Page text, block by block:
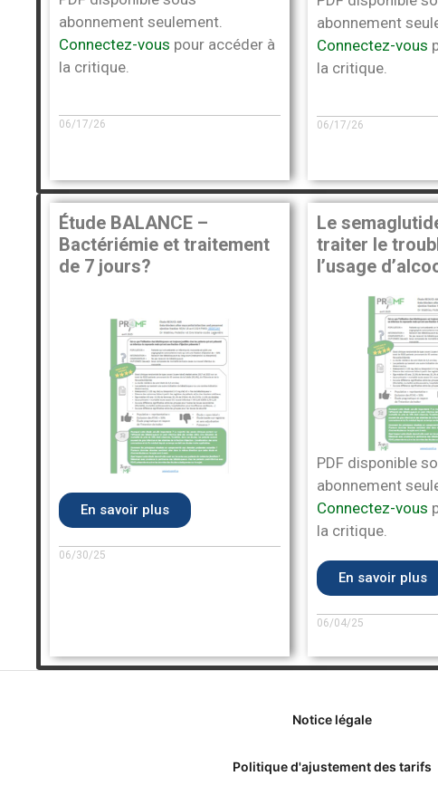
abonnement seulement.
Connectez-vous pour accéder à
la critique.
06/17/26
abonnement
Connectez-vous
la critique.
06/17/26
Étude BALANCE –
Bactériémie et traitement
de 7 jours?
En savoir plus
06/30/25
Le
traiter le
l’usage
PDF disponible
abonnement
Connectez-vous
la critique.
En savoir plus
06/04/25
Notice légale
Politique d'ajustement des tarifs